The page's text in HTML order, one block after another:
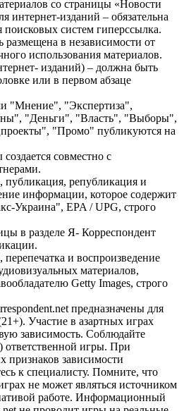
со страницы «Новости
интернет-изданий – обязательна
поисковых систем гиперссылка.
в независимости от
использования материалов.
изданий) – должна быть
или в первом абзаце
"Мнение", "Экспертиза",
"Деньги", "Власть", "Выборы",
"Промо" публикуются на
совместно с
републикация и
информации, которое содержит
Украина", EPA / UPG, строго
в разделе Я- Корреспондент
и воспроизведение
материалов,
Getty Images, строго
предназначены для
Участие в азартных играх
зависимость. Соблюдайте
игры. При
признаков зависимости
к специалисту. Помните, что
не может являться источником
работе. Информационный